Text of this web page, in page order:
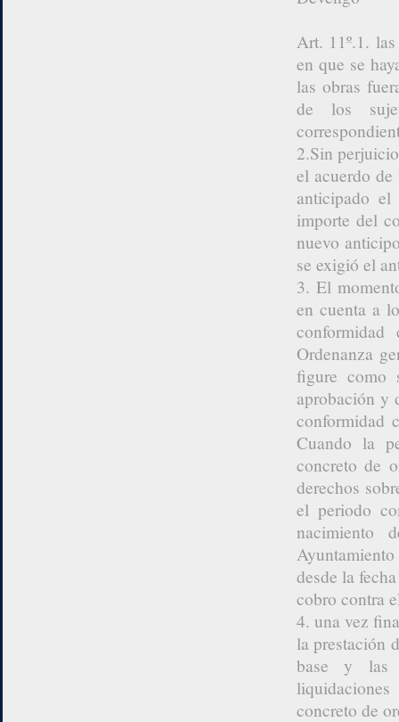
Art. 11º.1.
en que se
las obras
de los
2.Sin
el acuerdo
anticipado
importe del
nuevo
se exigió el
3. El
en cuenta a
Ordenanza
figure como
aprobación y
conformidad
Cuando la
concreto de
derechos
el periodo
nacimiento
desde la
cobro contra
4. una vez
la prestación
base y las
concreto de